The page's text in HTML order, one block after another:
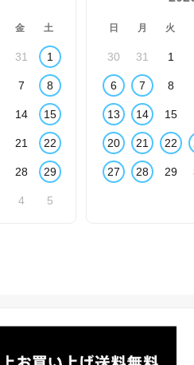
金 土
31 1
7 8
14 15
21 22
28 29
4 5
日 月 火
30 31 1
6 7 8
13 14 15
20 21 22
27 28 29